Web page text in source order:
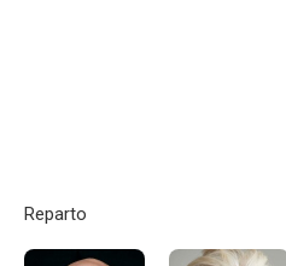
Reparto